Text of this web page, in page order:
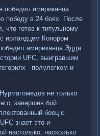
победил американца
победу в 24 боях. После
что готов к титульному
ирландцем Конором
американца Эдди
UFC, выигравшим
- полулегком и
не только
завершив бой
боец с
знает это и
настолько, насколько